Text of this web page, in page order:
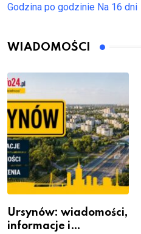
Godzina po godzinie Na 16 dni
WIADOMOŚCI
Ursynów: wiadomości,
informacje i